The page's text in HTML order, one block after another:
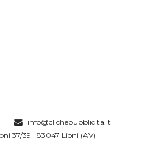
info@clichepubblicita.it
37/39 | 83047 Lioni (AV)